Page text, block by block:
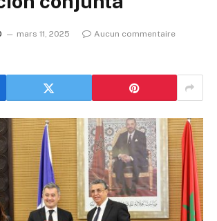
mars 11, 2025
Aucun commentaire